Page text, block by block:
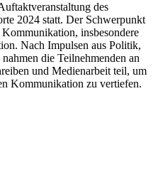
des
2024 statt. Der Schwerpunkt
insbesondere
Nach Impulsen aus Politik,
die Teilnehmenden an
und Medienarbeit teil, um
Kommunikation zu vertiefen.